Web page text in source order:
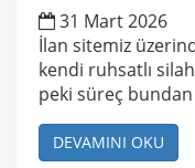
31 Mart 2026
İlan sitemiz
kendi ruhsatlı
peki süreç bundan
DEVAMINI OKU